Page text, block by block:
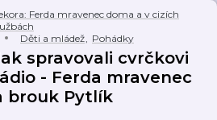
Ferda mravenec doma a v cizích
Děti a mládež, Pohádky
spravovali cvrčkovi
- Ferda mravenec
brouk Pytlík